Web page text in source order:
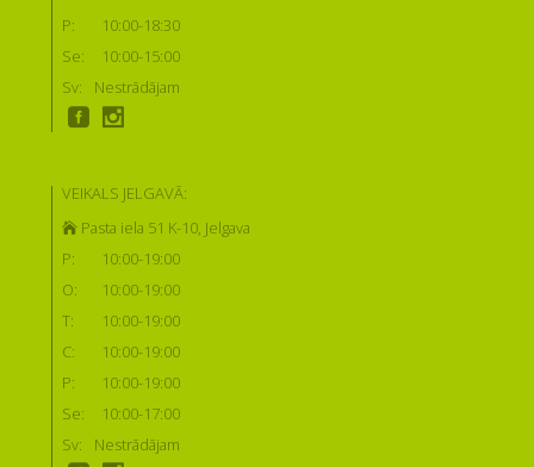
P:
10:00-18:30
Se:
10:00-15:00
Sv:
Nestrādājam
VEIKALS JELGAVĀ:
Pasta iela 51 K-10, Jelgava
P:
10:00-19:00
O:
10:00-19:00
T:
10:00-19:00
C:
10:00-19:00
P:
10:00-19:00
Se:
10:00-17:00
Sv:
Nestrādājam